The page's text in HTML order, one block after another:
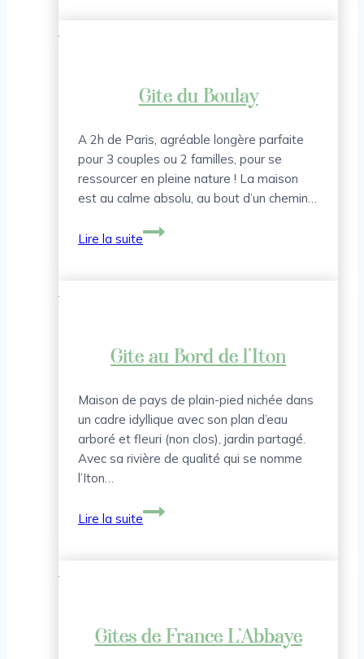
l’Abbaye
Gite du Boulay
A 2h de Paris, agréable longère parfaite
pour 3 couples ou 2 familles, pour se
ressourcer en pleine nature ! La maison
est au calme absolu, au bout d’un chemin…
Lire la suite
Gite
du
Gite au Bord de l’Iton
Maison de pays de plain-pied nichée dans
un cadre idyllique avec son plan d’eau
arboré et fleuri (non clos), jardin partagé.
Avec sa rivière de qualité qui se nomme
l’Iton…
Lire la suite
Gite
au
Gîtes de France L’Abbaye